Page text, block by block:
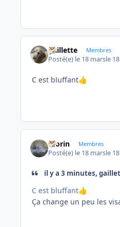
gaillette Membres
Posté(e) le 18 marsle
C est bluffant👍
morin Membres
Posté(e) le 18 marsle
il y a 3 minutes,
C est bluffant👍
Ça change un peu les